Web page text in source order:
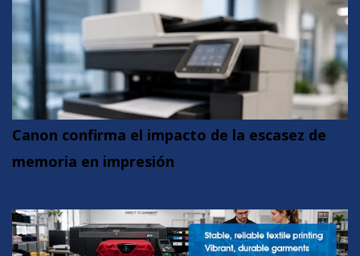
Canon confirma el impacto de la escasez de
memoria en impresión